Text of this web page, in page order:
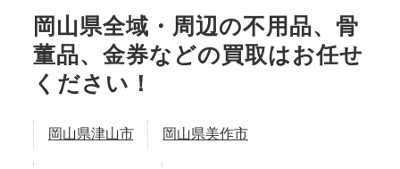
岡山県全域・周辺の不用品、骨
董品、金券などの買取はお任せ
ください！
岡山県津山市 岡山県美作市